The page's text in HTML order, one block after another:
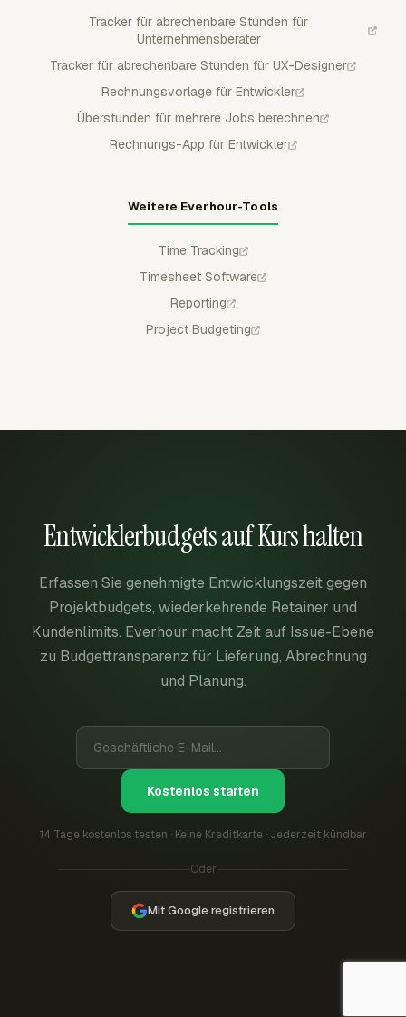
Tracker für abrechenbare Stunden für
Unternehmensberater
Tracker für abrechenbare Stunden für UX-Designer
Rechnungsvorlage für Entwickler
Überstunden für mehrere Jobs berechnen
Rechnungs-App für Entwickler
Weitere Everhour-Tools
Time Tracking
Timesheet Software
Reporting
Project Budgeting
Entwicklerbudgets auf Kurs halten
Erfassen Sie genehmigte Entwicklungszeit gegen
Projektbudgets, wiederkehrende Retainer und
Kundenlimits. Everhour macht Zeit auf Issue-Ebene
zu Budgettransparenz für Lieferung, Abrechnung
und Planung.
Kostenlos starten
14 Tage kostenlos testen · Keine Kreditkarte · Jederzeit kündbar
Oder
Mit Google registrieren